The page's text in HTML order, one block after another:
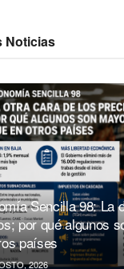
Noticias
Sencilla 98: La
por qué algunos
países
2026